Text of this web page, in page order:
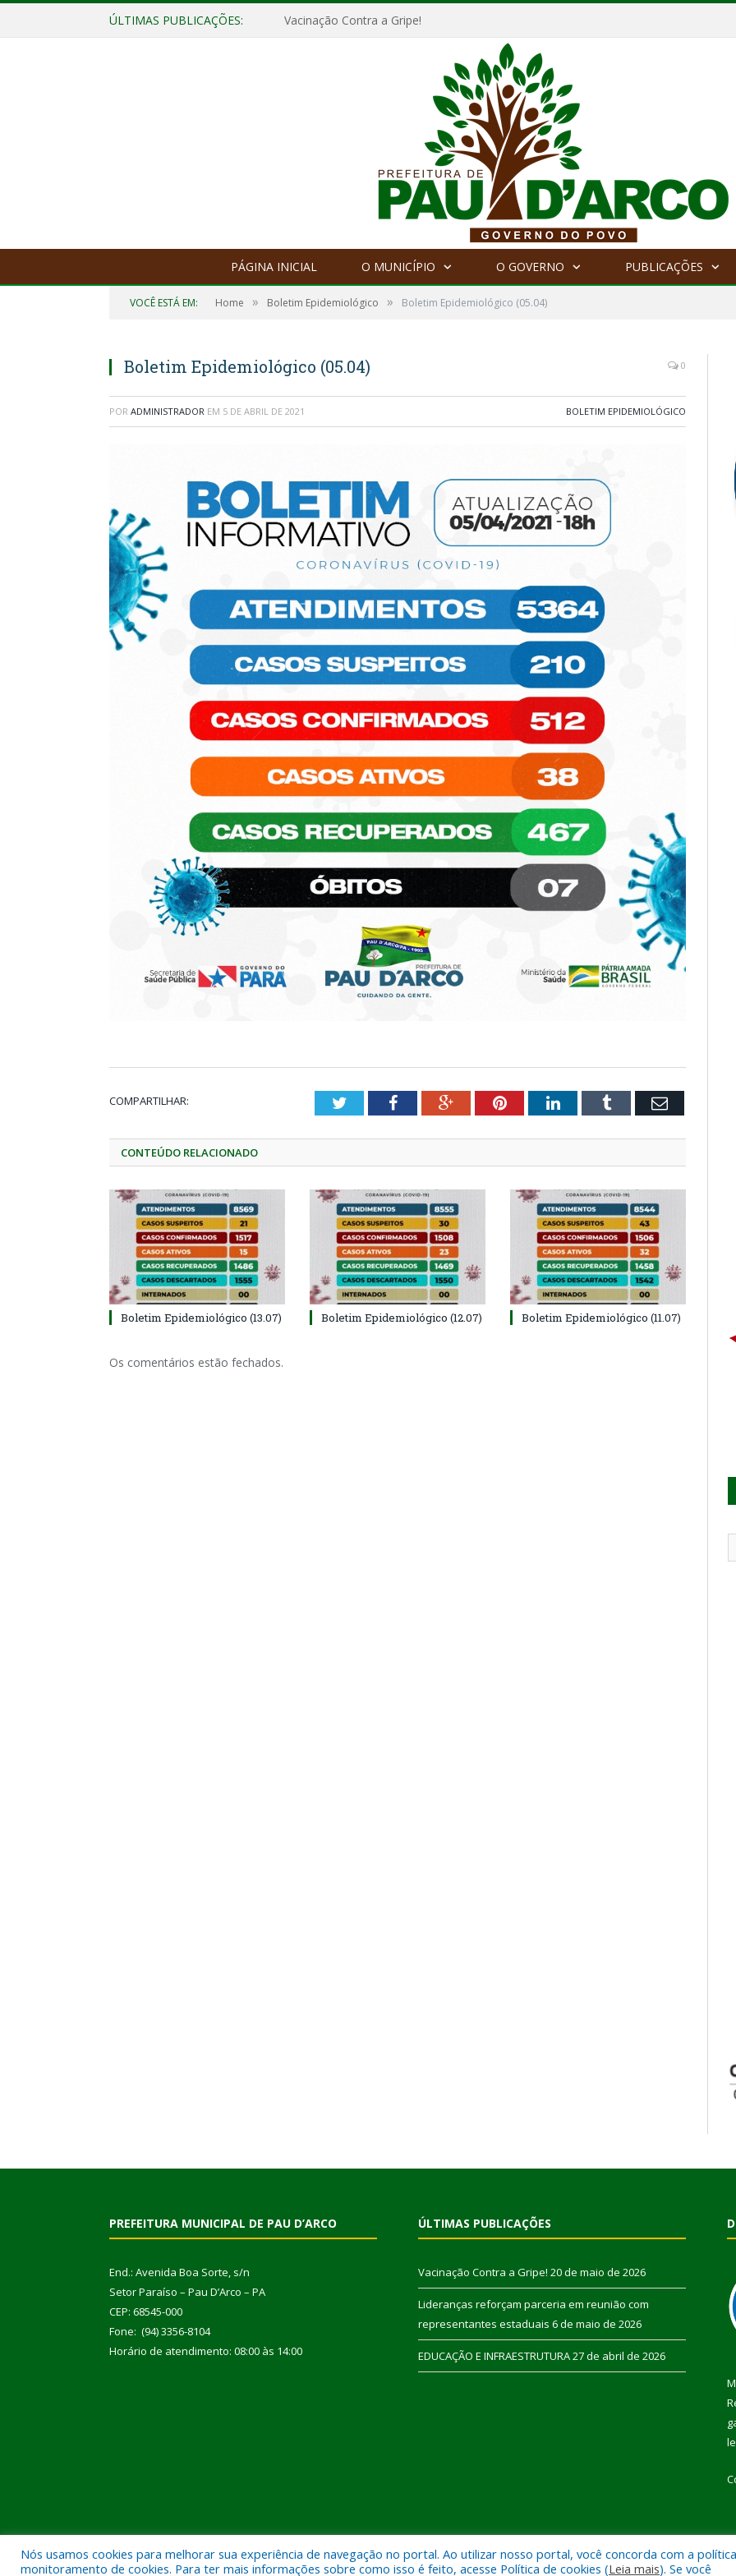
ÚLTIMAS PUBLICAÇÕES: Vacinação Contra a Gripe!
PÁGINA INICIAL O MUNICÍPIO O GOVERNO PUBLICAÇÕES
VOCÊ ESTÁ EM: Home » Boletim Epidemiológico » Boletim Epidemiológico (05.04)
Boletim Epidemiológico (05.04) 0
POR ADMINISTRADOR EM 5 DE ABRIL DE 2021 BOLETIM EPIDEMIOLÓGICO
COMPARTILHAR: TwitterFacebookGoogle+PinterestLinkedInTumblr Email
CONTEÚDO RELACIONADO
Boletim Epidemiológico (13.07) Boletim Epidemiológico (12.07) Boletim Epidemiológico (11.07)
Os comentários estão fechados.
PREFEITURA MUNICIPAL DE PAU D’ARCO
End.: Avenida Boa Sorte, s/n
Setor Paraíso – Pau D’Arco – PA
CEP: 68545-000
Fone: (94) 3356-8104
Horário de atendimento: 08:00 às 14:00
ÚLTIMAS PUBLICAÇÕES
Vacinação Contra a Gripe! 20 de maio de 2026
Lideranças reforçam parceria em reunião com
representantes estaduais 6 de maio de 2026
EDUCAÇÃO E INFRAESTRUTURA27 de abril de 2026
Todos os direitos reservados a Prefeitura Municipal de Pau D’Arco. Mapa do Site
Nós usamos cookies para melhorar sua experiência de navegação no portal. Ao utilizar nosso portal, você concorda com a
monitoramento de cookies. Para ter mais informações sobre como isso é feito, acesse Política de cookies (Leia mais). Se você